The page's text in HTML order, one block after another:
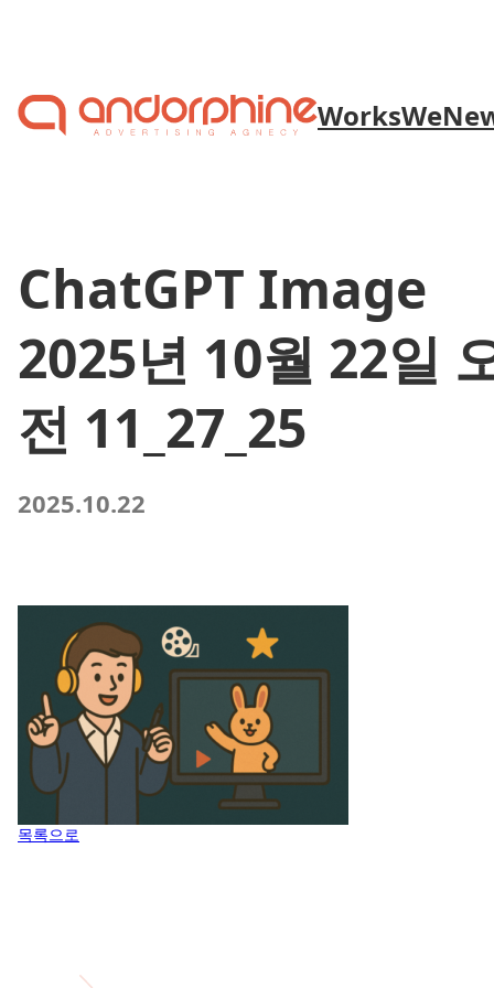
WorksWe
ChatGPT Image
2025년 10월 22일
전 11_27_25
2025.10.22
목록으로